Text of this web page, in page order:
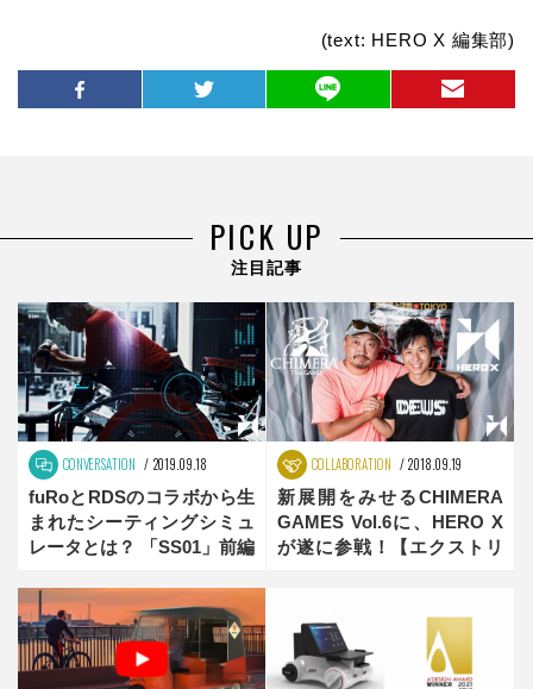
(text: HERO X 編集部)
PICK UP
注目記事
CONVERSATION 2019.09.18
fuRoとRDSのコラボから生
まれたシーティングシミュ
レータとは？ 「SS01」前編
COLLABORATION 2018.09.19
新展開をみせるCHIMERA
GAMES Vol.6に、HERO X
が遂に参戦！【エクストリ